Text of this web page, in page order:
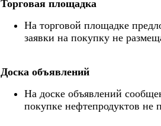
Торговая площадка
На торговой площадке
заявки на покупку не
Доска объявлений
На доске объявлений
покупке нефтепродуктов не